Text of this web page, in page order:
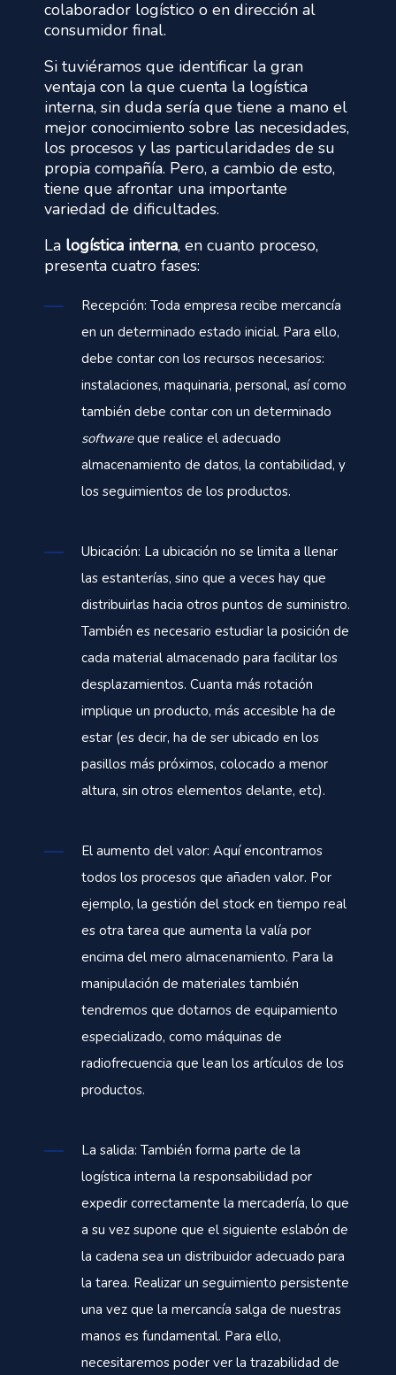
colaborador logístico o en dirección al
consumidor final.
Si tuviéramos que identificar la gran
ventaja con la que cuenta la logística
interna, sin duda sería que tiene a mano el
mejor conocimiento sobre las necesidades,
los procesos y las particularidades de su
propia compañía. Pero, a cambio de esto,
tiene que afrontar una importante
variedad de dificultades.
La logística interna, en cuanto proceso,
presenta cuatro fases:
Recepción: Toda empresa recibe mercancía
en un determinado estado inicial. Para ello,
debe contar con los recursos necesarios:
instalaciones, maquinaria, personal, así como
también debe contar con un determinado
softwareque realice el adecuado
almacenamiento de datos, la contabilidad, y
los seguimientos de los productos.
Ubicación: La ubicación no se limita a llenar
las estanterías, sino que a veces hay que
distribuirlas hacia otros puntos de suministro.
También es necesario estudiar la posición de
cada material almacenado para facilitar los
desplazamientos. Cuanta más rotación
implique un producto, más accesible ha de
estar (es decir, ha de ser ubicado en los
pasillos más próximos, colocado a menor
altura, sin otros elementos delante, etc).
El aumento del valor: Aquí encontramos
todos los procesos que añaden valor. Por
ejemplo, la gestión del stock en tiempo real
es otra tarea que aumenta la valía por
encima del mero almacenamiento. Para la
manipulación de materiales también
tendremos que dotarnos de equipamiento
especializado, como máquinas de
radiofrecuencia que lean los artículos de los
productos.
La salida: También forma parte de la
logística interna la responsabilidad por
expedir correctamente la mercadería, lo que
a su vez supone que el siguiente eslabón de
la cadena sea un distribuidor adecuado para
la tarea. Realizar un seguimiento persistente
una vez que la mercancía salga de nuestras
manos es fundamental. Para ello,
necesitaremos poder ver la trazabilidad de